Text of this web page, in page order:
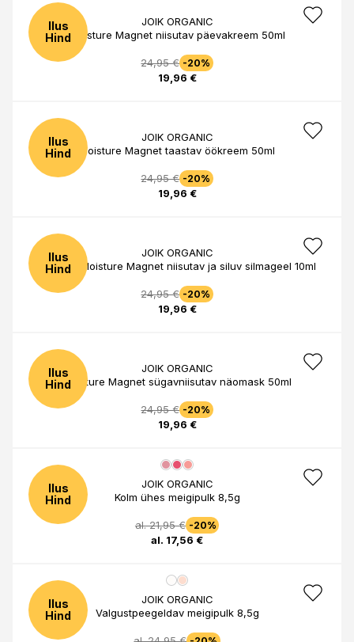
Ilus
Hind
JOIK ORGANIC
Moisture Magnet niisutav päevakreem 50ml
24,95 € -20%
19,96 €
Ilus
Hind
JOIK ORGANIC
Moisture Magnet taastav öökreem 50ml
24,95 € -20%
19,96 €
Ilus
Hind
JOIK ORGANIC
Organic Moisture Magnet niisutav ja siluv silmageel 10ml
24,95 € -20%
19,96 €
Ilus
Hind
JOIK ORGANIC
Moisture Magnet sügavniisutav näomask 50ml
24,95 € -20%
19,96 €
Ilus
Hind
JOIK ORGANIC
Kolm ühes meigipulk 8,5g
al. 21,95 € -20%
al. 17,56 €
Ilus
Hind
JOIK ORGANIC
Valgustpeegeldav meigipulk 8,5g